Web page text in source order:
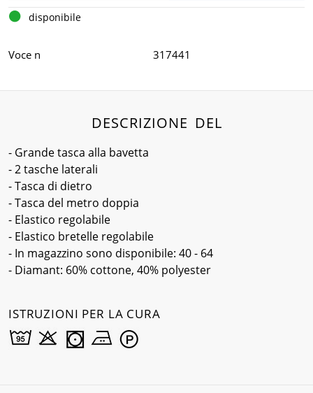
disponibile
Voce n 317441
DESCRIZIONE DEL
- Grande tasca alla bavetta
- 2 tasche laterali
- Tasca di dietro
- Tasca del metro doppia
- Elastico regolabile
- Elastico bretelle regolabile
- In magazzino sono disponibile: 40 - 64
- Diamant: 60% cottone, 40% polyester
ISTRUZIONI PER LA CURA